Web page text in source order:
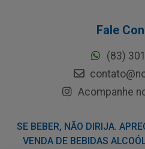
Fale
(83)
Acompanhe
SE BEBER, NÃO DIRIJA.
VENDA DE BEBIDAS